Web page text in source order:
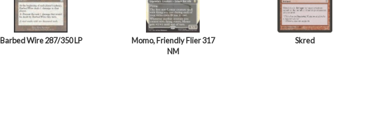
Barbed Wire 287/350 LP
Momo, Friendly Flier 317
NM
Skred